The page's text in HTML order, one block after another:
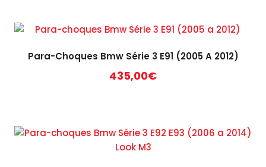
Para-Choques Bmw Série 3 E91 (2005 A 2012)
435,00€